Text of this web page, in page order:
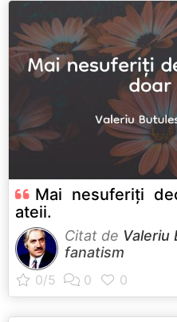
Mai nesuferiți
ateii.
Citat de Valeriu
fanatism